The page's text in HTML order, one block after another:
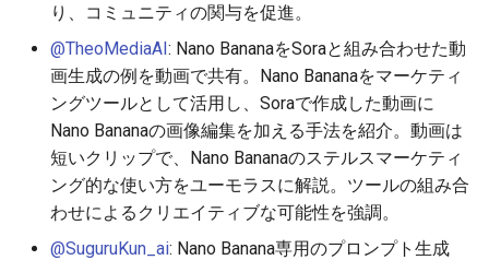
2026-06-20
2026-06-19
2026-06-18
2026-06-17
2026-06-16
2025-12-05
2025-12-04
2025-12-03
2025-12-02
2025-12-01
2026-06-20
2026-06-19
2026-06-18
2026-06-17
2026-06-16
2025-12-05
2025-12-04
2025-12-03
2025-12-02
2025-12-01
2026-01-11
2026-01-04
2026-01-11
2026-01-04
2026-06-18
2026-06-17
2026-06-16
2026-06-14
2026-06-13
2026-01-11
2026-01-04
2026-06-18
2026-06-17
2026-06-16
2026-06-15
2026-06-14
2025-12-05
2025-12-04
2025-12-03
2025-12-02
2025-12-01
2026-01-11
2026-01-04
2026-06-20
2026-06-19
2026-06-18
2026-06-17
2026-06-16
2026-06-15
2026-06-14
2026-06-13
2026-06-11
2026-06-10
り、コミュニティの関与を促進。
@TheoMediaAI: Nano BananaをSoraと組み合わせた動
画生成の例を動画で共有。Nano Bananaをマーケティ
ングツールとして活用し、Soraで作成した動画に
Nano Bananaの画像編集を加える手法を紹介。動画は
短いクリップで、Nano Bananaのステルスマーケティ
ング的な使い方をユーモラスに解説。ツールの組み合
わせによるクリエイティブな可能性を強調。
@SuguruKun_ai: Nano Banana専用のプロンプト生成